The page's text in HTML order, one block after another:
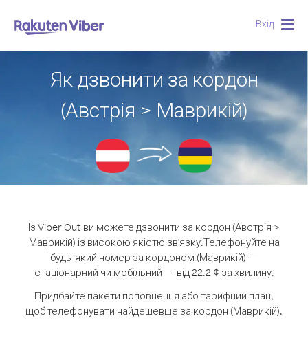
Вхід
Як дзвонити за кордон
(Австрія > Маврикій)
Із Viber Out ви можете дзвонити за кордон (Австрія >
Маврикій) із високою якістю зв'язку.Телефонуйте на
будь-який номер за кордоном (Маврикій) —
стаціонарний чи мобільний — від 22.2 ¢ за хвилину.
Придбайте пакети поповнення або тарифний план,
щоб телефонувати найдешевше за кордон (Маврикій).